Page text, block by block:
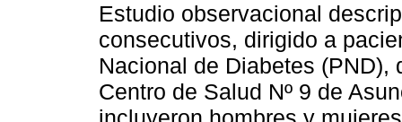
Estudio observacional
consecutivos, dirigido a
Nacional de Diabetes
Centro de Salud Nº 9 de